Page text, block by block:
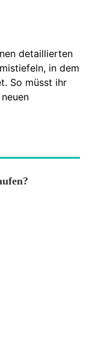
detaillierten
in dem
So müsst ihr